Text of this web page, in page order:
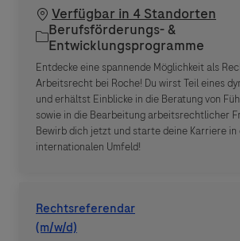
Verfügbar in 4 Standorten
Kategorie
Berufsförderungs- &
Entwicklungsprogramme
Entdecke eine spannende Möglichkeit als
Arbeitsrecht bei Roche! Du wirst Teil eines
und erhältst Einblicke in die Beratung von
sowie in die Bearbeitung arbeitsrechtlicher
Bewirb dich jetzt und starte deine Karriere in
internationalen Umfeld!
Rechtsreferendar
(m/w/d)